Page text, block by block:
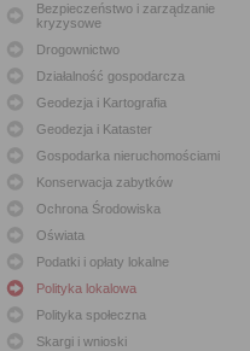
Bezpieczeństwo i zarządzanie
kryzysowe
Drogownictwo
Działalność gospodarcza
Geodezja i Kartografia
Geodezja i Kataster
Gospodarka nieruchomościami
Konserwacja zabytków
Ochrona Środowiska
Oświata
Podatki i opłaty lokalne
Polityka lokalowa
Polityka społeczna
Skargi i wnioski